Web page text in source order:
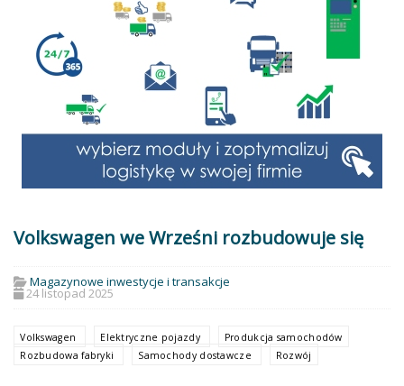
Volkswagen we Wrześni rozbudowuje się
Magazynowe inwestycje i transakcje
24 listopad 2025
Volkswagen Elektryczne pojazdy
Produkcja samochodów
Rozbudowa fabryki
Samochody dostawcze Rozwój